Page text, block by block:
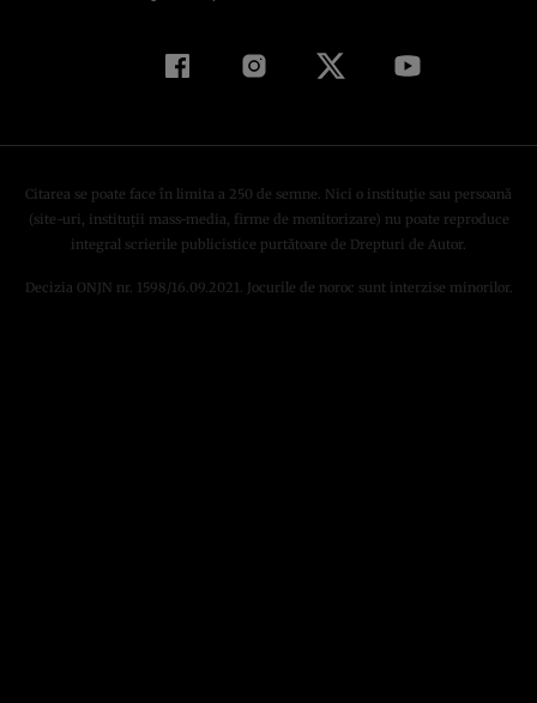
Citarea se poate face în limita a 250 de semne. Nici o instituţie sau persoană
(site-uri, instituţii mass-media, firme de monitorizare) nu poate reproduce
integral scrierile publicistice purtătoare de Drepturi de Autor.
Decizia ONJN nr. 1598/16.09.2021. Jocurile de noroc sunt interzise minorilor.